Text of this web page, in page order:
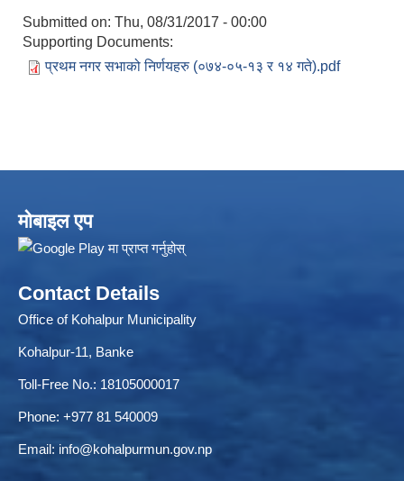
Submitted on: Thu, 08/31/2017 - 00:00
Supporting Documents:
प्रथम नगर सभाको निर्णयहरु (०७४-०५-१३ र १४ गते).pdf
मोबाइल एप
Contact Details
Office of Kohalpur Municipality
Kohalpur-11, Banke
Toll-Free No.: 18105000017
Phone: +977 81 540009
Email: info@kohalpurmun.gov.np